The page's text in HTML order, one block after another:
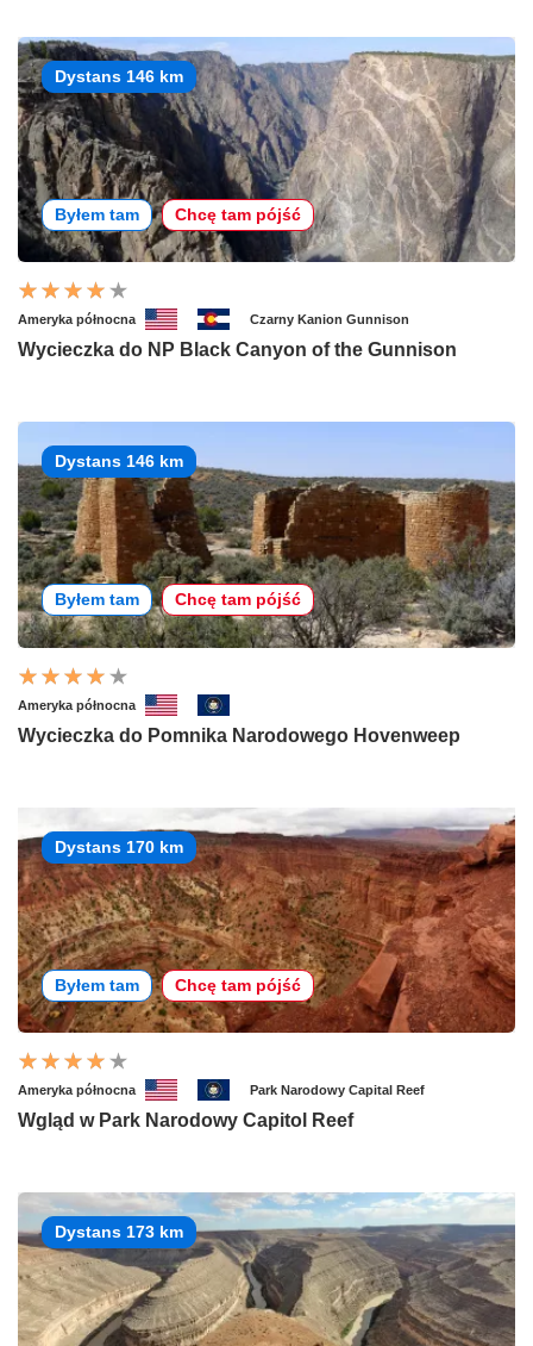
Dystans 146 km
Byłem tam Chcę tam pójść
Ameryka północna Czarny Kanion Gunnison
Wycieczka do NP Black Canyon of the Gunnison
Dystans 146 km
Byłem tam Chcę tam pójść
Ameryka północna
Wycieczka do Pomnika Narodowego Hovenweep
Dystans 170 km
Byłem tam Chcę tam pójść
Ameryka północna Park Narodowy Capital Reef
Wgląd w Park Narodowy Capitol Reef
Dystans 173 km